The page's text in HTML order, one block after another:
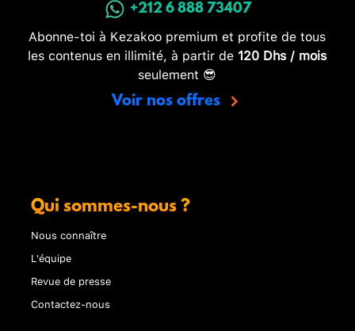
+212 6 888 73407
Abonne-toi à Kezakoo premium et profite de tous
les contenus en illimité, à partir de 120 Dhs / mois
seulement 😎
Voir nos offres
Qui sommes-nous ?
Nous connaître
L'équipe
Revue de presse
Contactez-nous